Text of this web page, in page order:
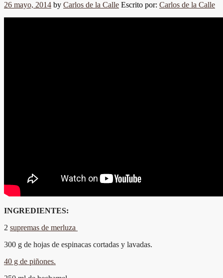
26 mayo, 2014 by Carlos de la Calle Escrito por: Carlos de la Calle
INGREDIENTES:
2 supremas de merluza
300 g de hojas de espinacas cortadas y lavadas.
40 g de piñones.